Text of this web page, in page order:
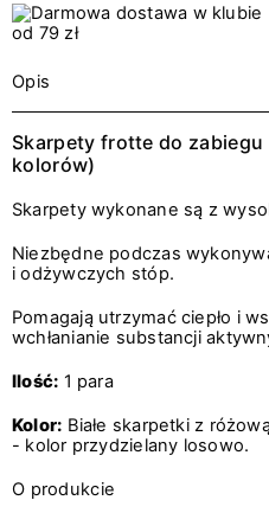
Opis
Skarpety frotte do
kolorów)
Skarpety wykonane są z
Niezbędne podczas
i odżywczych stóp.
Pomagają utrzymać ciepło i
wchłanianie substancji
Ilość: 1 para
Kolor: Białe skarpetki z
- kolor przydzielany losowo.
O produkcie